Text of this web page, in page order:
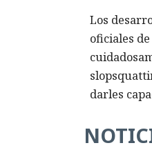
Los
oficiales
darles